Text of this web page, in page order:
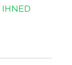
IHNED